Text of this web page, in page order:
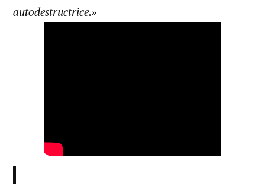
autodestructrice.»